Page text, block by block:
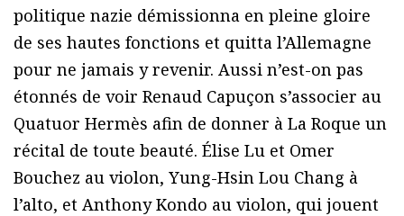
politique nazie démissionna en pleine gloire
de ses hautes fonctions et quitta l’Allemagne
pour ne jamais y revenir. Aussi n’est-on pas
étonnés de voir Renaud Capuçon s’associer au
Quatuor Hermès afin de donner à La Roque un
récital de toute beauté. Élise Lu et Omer
Bouchez au violon, Yung-Hsin Lou Chang à
l’alto, et Anthony Kondo au violon, qui jouent